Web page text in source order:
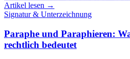
Artikel lesen →
Signatur & Unterzeichnung
Paraphe und Paraphieren:
rechtlich bedeutet